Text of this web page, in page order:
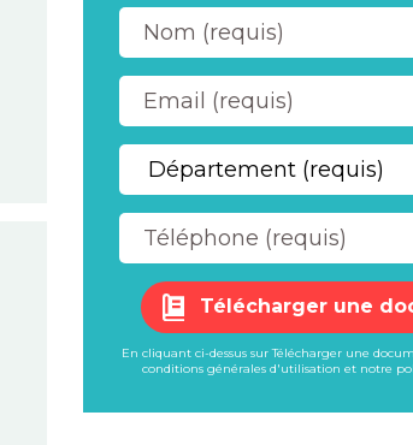
Télécharger une
En cliquant ci-dessus sur Télécharger une
conditions générales d'utilisation et notre